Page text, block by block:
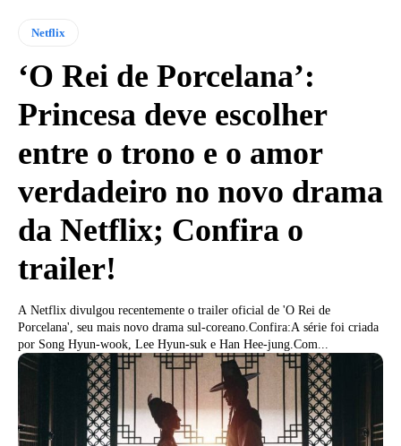
Netflix
‘O Rei de Porcelana’:
Princesa deve escolher
entre o trono e o amor
verdadeiro no novo drama
da Netflix; Confira o
trailer!
A Netflix divulgou recentemente o trailer oficial de 'O Rei de
Porcelana', seu mais novo drama sul-coreano.Confira:A série foi criada
por Song Hyun-wook, Lee Hyun-suk e Han Hee-jung.Com...